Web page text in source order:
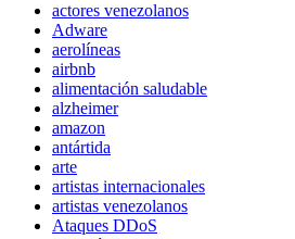
actores venezolanos
Adware
aerolíneas
airbnb
alimentación saludable
alzheimer
amazon
antártida
arte
artistas internacionales
artistas venezolanos
Ataques DDoS